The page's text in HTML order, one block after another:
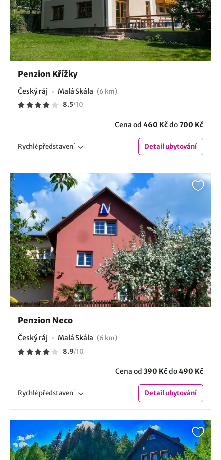
Penzion Křížky
Český ráj Malá Skála (6 km)
8.5/10
Cena od 460 Kčdo700 Kč
Rychlépředstavení Detailubytování
Penzion Neco
Český ráj Malá Skála (6 km)
8.9/10
Cena od 390 Kčdo490 Kč
Rychlépředstavení Detailubytování